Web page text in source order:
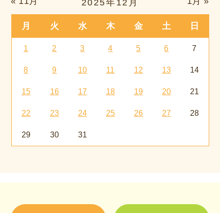
2025年12月
月 火 水 木 金 土 日
1 2 3 4 5 6 7
8 9 10 11 12 13 14
15 16 17 18 19 20 21
22 23 24 25 26 27 28
29 30 31